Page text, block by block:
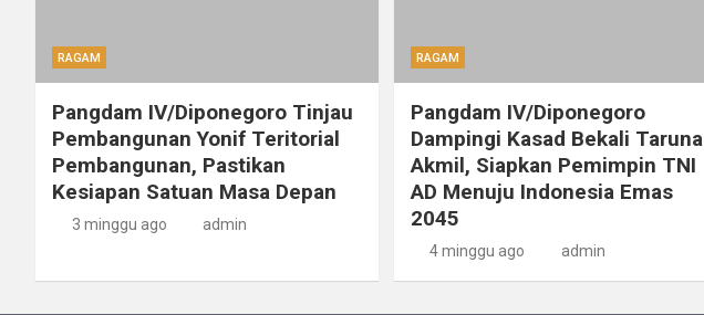
RAGAM
Pangdam IV/Diponegoro Tinjau
Pembangunan Yonif Teritorial
Pembangunan, Pastikan
Kesiapan Satuan Masa Depan
3 minggu ago admin
RAGAM
Pangdam IV/Diponegoro
Dampingi Kasad Bekali Taruna
Akmil, Siapkan Pemimpin TNI
AD Menuju Indonesia Emas
2045
4 minggu ago admin